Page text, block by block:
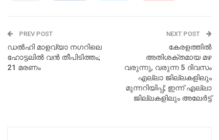
PREV POST
ഡൽഹി മാളവ്യാ നഗറിലെ
ഹോട്ടലിൽ വൻ തീപിടിത്തം;
21 മരണം
NEXT POST
കേരളത്തിൽ
അതിശക്തമായ മഴ
വരുന്നു, വരുന്ന 5 ദിവസം
എല്ലാ ജില്ലകളിലും
മുന്നറിയിപ്പ്; ഇന്ന് എല്ലാ
ജില്ലകളിലും അലേർട്ട്